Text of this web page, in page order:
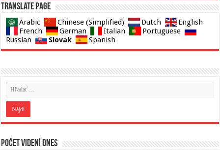
Translate page
Arabic Chinese (Simplified) Dutch
English
French
German Italian
Portuguese
Russian
Slovak Spanish
Počet videní dnes